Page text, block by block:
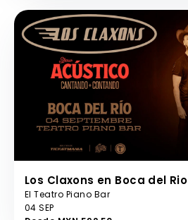
Los Claxons en Boca del Rio
El Teatro Piano Bar
04 SEP